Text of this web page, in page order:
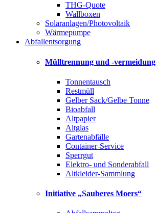
THG-Quote
Wallboxen
Solaranlagen/Photovoltaik
Wärmepumpe
Abfallentsorgung
Mülltrennung und -vermeidung
Tonnentausch
Restmüll
Gelber Sack/Gelbe Tonne
Bioabfall
Altpapier
Altglas
Gartenabfälle
Container-Service
Sperrgut
Elektro- und Sonderabfall
Altkleider-Sammlung
Initiative „Sauberes Moers“